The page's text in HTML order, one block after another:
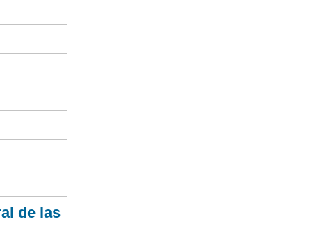
de las